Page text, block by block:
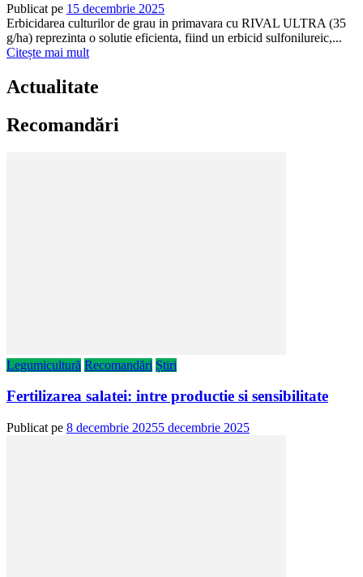
Publicat pe 15 decembrie 2025
Erbicidarea culturilor de grau in primavara cu RIVAL ULTRA (35
g/ha) reprezinta o solutie eficienta, fiind un erbicid sulfonilureic,...
Citește mai mult
Actualitate
Recomandări
Legumicultură Recomandări Știri
Fertilizarea salatei: intre productie si sensibilitate
Publicat pe 8 decembrie 20255 decembrie 2025